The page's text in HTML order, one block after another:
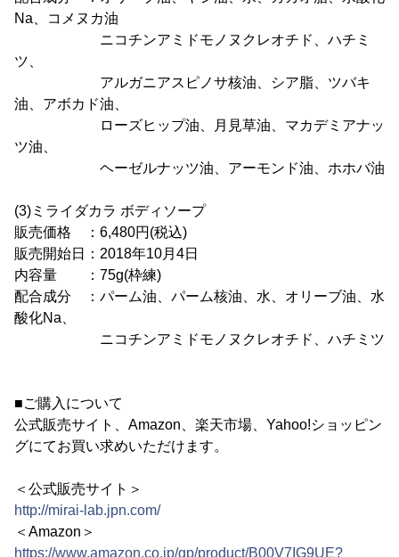
Na、コメヌカ油
ニコチンアミドモノヌクレオチド、ハチミ
ツ、
アルガニアスピノサ核油、シア脂、ツバキ
油、アボカド油、
ローズヒップ油、月見草油、マカデミアナッ
ツ油、
ヘーゼルナッツ油、アーモンド油、ホホバ油
(3)ミライダカラ ボディソープ
販売価格 ：6,480円(税込)
販売開始日：2018年10月4日
内容量 ：75g(枠練)
配合成分 ：パーム油、パーム核油、水、オリーブ油、水
酸化Na、
ニコチンアミドモノヌクレオチド、ハチミツ
■ご購入について
公式販売サイト、Amazon、楽天市場、Yahoo!ショッピン
グにてお買い求めいただけます。
＜公式販売サイト＞
http://mirai-lab.jpn.com/
＜Amazon＞
https://www.amazon.co.jp/gp/product/B00V7IG9UE?